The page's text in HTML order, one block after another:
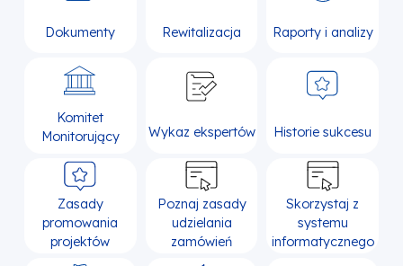
Dokumenty Rewitalizacja Raporty i analizy
Komitet
Monitorujący
Wykaz ekspertów Historie sukcesu
Zasady
promowania
projektów
Poznaj zasady
udzielania
zamówień
Skorzystaj z
systemu
informatycznego